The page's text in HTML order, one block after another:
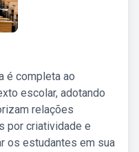
é completa ao
escolar, adotando
relações
por criatividade e
os estudantes em sua